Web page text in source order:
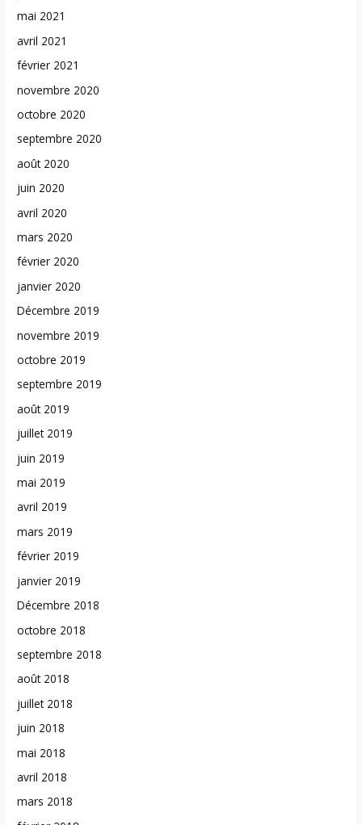
mai 2021
avril 2021
février 2021
novembre 2020
octobre 2020
septembre 2020
août 2020
juin 2020
avril 2020
mars 2020
février 2020
janvier 2020
Décembre 2019
novembre 2019
octobre 2019
septembre 2019
août 2019
juillet 2019
juin 2019
mai 2019
avril 2019
mars 2019
février 2019
janvier 2019
Décembre 2018
octobre 2018
septembre 2018
août 2018
juillet 2018
juin 2018
mai 2018
avril 2018
mars 2018